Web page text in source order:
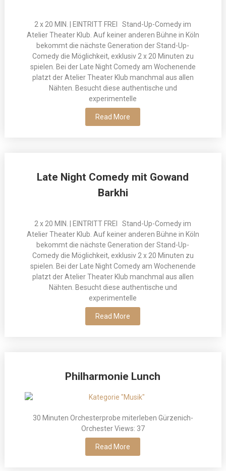
2 x 20 MIN. | EINTRITT FREI Stand-Up-Comedy im
Atelier Theater Klub. Auf keiner anderen Bühne in Köln
bekommt die nächste Generation der Stand-Up-
Comedy die Möglichkeit, exklusiv 2 x 20 Minuten zu
spielen. Bei der Late Night Comedy am Wochenende
platzt der Atelier Theater Klub manchmal aus allen
Nähten. Besucht diese authentische und
experimentelle
Read More
Late Night Comedy mit Gowand
Barkhi
2 x 20 MIN. | EINTRITT FREI Stand-Up-Comedy im
Atelier Theater Klub. Auf keiner anderen Bühne in Köln
bekommt die nächste Generation der Stand-Up-
Comedy die Möglichkeit, exklusiv 2 x 20 Minuten zu
spielen. Bei der Late Night Comedy am Wochenende
platzt der Atelier Theater Klub manchmal aus allen
Nähten. Besucht diese authentische und
experimentelle
Read More
Philharmonie Lunch
30 Minuten Orchesterprobe miterleben Gürzenich-
Orchester Views: 37
Read More